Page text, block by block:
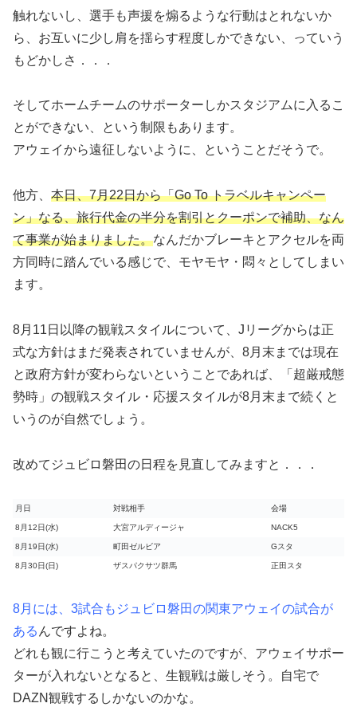
触れないし、選手も声援を煽るような行動はとれないか
ら、お互いに少し肩を揺らす程度しかできない、っていう
もどかしさ．．．
そしてホームチームのサポーターしかスタジアムに入るこ
とができない、という制限もあります。
アウェイから遠征しないように、ということだそうで。
他方、 本日、7月22日から「Go To トラベルキャンペー
ン」なる、旅行代金の半分を割引とクーポンで補助、なん
て事業が始まりました。なんだかブレーキとアクセルを両
方同時に踏んでいる感じで、モヤモヤ・悶々としてしまい
ます。
8月11日以降の観戦スタイルについて、Jリーグからは正
式な方針はまだ発表されていませんが、8月末までは現在
と政府方針が変わらないということであれば、「超厳戒態
勢時」の観戦スタイル・応援スタイルが8月末まで続くと
いうのが自然でしょう。
改めてジュビロ磐田の日程を見直してみますと．．．
月日 対戦相手 会場
8月12日(水) 大宮アルディージャ NACK5
8月19日(水) 町田ゼルビア Gスタ
8月30日(日) ザスパクサツ群馬 正田スタ
8月には、3試合もジュビロ磐田の関東アウェイの試合が
あるんですよね。
どれも観に行こうと考えていたのですが、アウェイサポー
ターが入れないとなると、生観戦は厳しそう。自宅で
DAZN観戦するしかないのかな。